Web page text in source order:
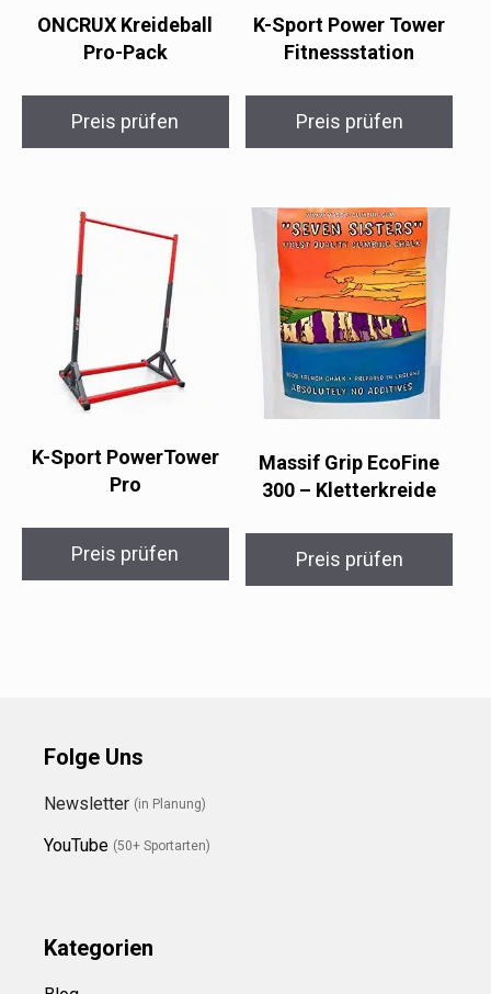
ONCRUX Kreideball
Pro-Pack
Preis prüfen
K-Sport Power Tower
Fitnessstation
Preis prüfen
K-Sport PowerTower
Pro
Preis prüfen
Massif Grip EcoFine
300 – Kletterkreide
Preis prüfen
Folge Uns
Newsletter (in Planung)
YouTube (50+ Sportarten)
Kategorien